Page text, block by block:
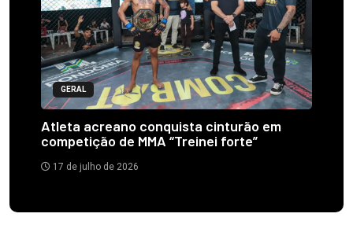
GERAL
Atleta acreano conquista cinturão em
competição de MMA “Treinei forte”
17 de julho de 2026